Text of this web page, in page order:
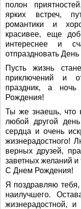
полон
ярких встреч,
романтики и
красивее, еще
интереснее и
отпраздновать
Пусть жизнь
приключений и
праздник, а
Рождения!
Ты же знаешь, что
любой другой
сердца и очень
жизнерадостного!
верных друзей,
заветных желаний и
С Днем Рождения!
Я поздравляю
наилучшего.
жизнерадостной, и